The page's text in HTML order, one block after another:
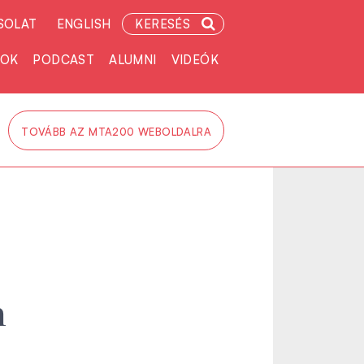
ENGLISH KERESÉS
PODCAST ALUMNI VIDEÓK
TOVÁBB AZ MTA200 WEBOLDALRA